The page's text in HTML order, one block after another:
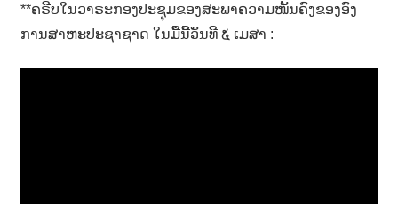
**ຄຣີບໃນວາຣະກອງປະຊຸມຂອງສະພາຄວາມໝັ້ນຄົງຂອງອົງ
ການສາຫະປະຊາຊາດ ໃນມື້ນີ້ວັນທີ ໕ ເມສາ :